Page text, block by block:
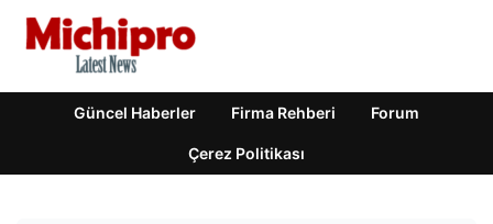
Güncel Haberler Firma Rehberi Forum
Çerez Politikası